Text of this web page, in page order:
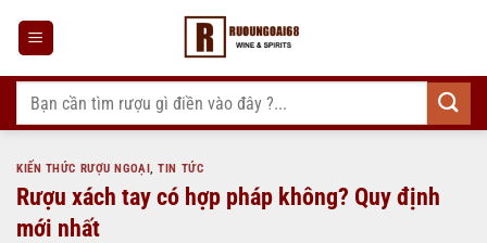
dung
Tìm
kiếm:
KIẾN THỨC RƯỢU NGOẠI,TIN TỨC
Rượu xách tay có hợp pháp không? Quy định
mới nhất